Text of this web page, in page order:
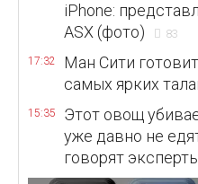
iPhone:
ASX (фото)
83
17:32
Ман Сити
самых ярких
15:35
Этот овощ
уже давно не
говорят